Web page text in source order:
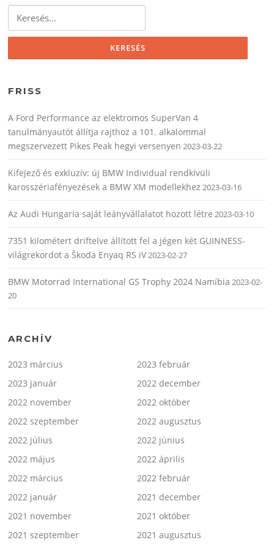
FRISS
A Ford Performance az elektromos SuperVan 4
tanulmányautót állítja rajthoz a 101. alkalommal
megszervezett Pikes Peak hegyi versenyen 2023-03-22
Kifejező és exkluzív: új BMW Individual rendkívüli
karosszériafényezések a BMW XM modellekhez 2023-03-16
Az Audi Hungaria saját leányvállalatot hozott létre 2023-03-10
7351 kilométert driftelve állított fel a jégen két GUINNESS-
világrekordot a Škoda Enyaq RS iV2023-02-27
BMW Motorrad International GS Trophy 2024 Namíbia 2023-02-
20
ARCHÍV
2023 március
2023 február
2023 január
2022 december
2022 november
2022 október
2022 szeptember
2022 augusztus
2022 július
2022 június
2022 május
2022 április
2022 március
2022 február
2022 január
2021 december
2021 november
2021 október
2021 szeptember
2021 augusztus